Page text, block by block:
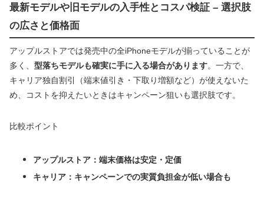
最新モデルや旧モデルの入手性とコスパ検証 – 選択肢
の広さと価格面
アップルストアでは発売中の全iPhoneモデルが揃っていることが
多く、 型落ちモデルも確実に手に入る場合があります。一方で、
キャリア独自割引（端末値引き・下取り増額など）が使えないた
め、コストを抑えたいときはキャンペーン狙いも選択肢です。
比較ポイント
アップルストア：端末価格は安定・定価
キャリア：キャンペーンでの実質負担金が低い場合も